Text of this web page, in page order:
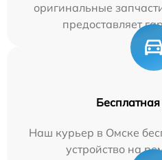
оригинальные
предоставляет
Наш курьер в Омске
устройство на